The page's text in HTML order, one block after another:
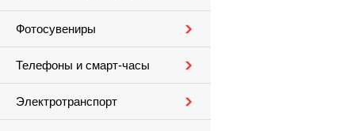
Фотосувениры
Телефоны и смарт-часы
Электротранспорт